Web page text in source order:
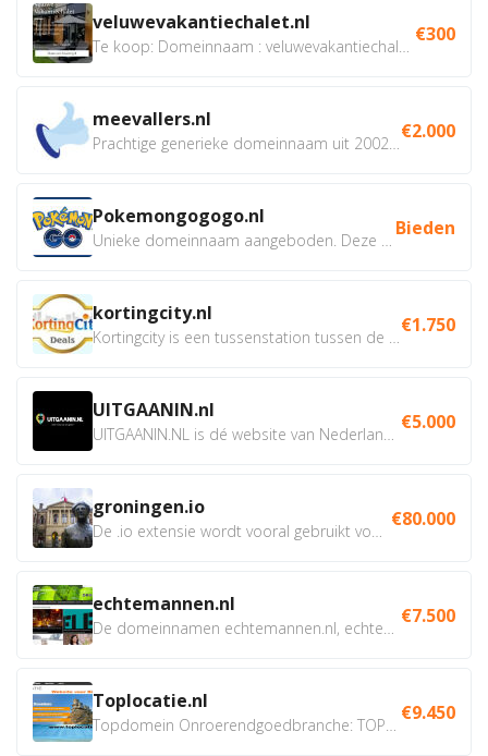
veluwevakantiechalet.nl €300
meevallers.nl €2.000
Pokemongogogo.nl Bieden
kortingcity.nl €1.750
UITGAANIN.nl €5.000
groningen.io €80.000
echtemannen.nl €7.500
Toplocatie.nl €9.450